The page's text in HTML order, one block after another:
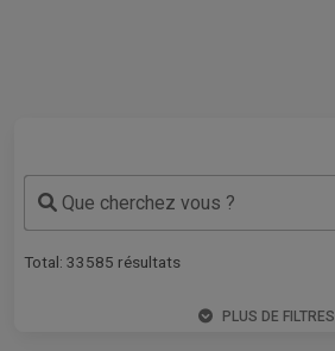
Que cherchez vous ?
Total: 33585 résultats
PLUS DE FILTRES